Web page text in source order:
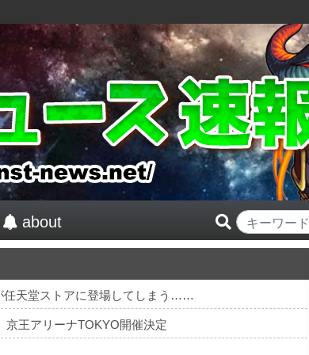
about
任天堂ストアに登場してしまう……
京王アリーナTOKYO開催決定